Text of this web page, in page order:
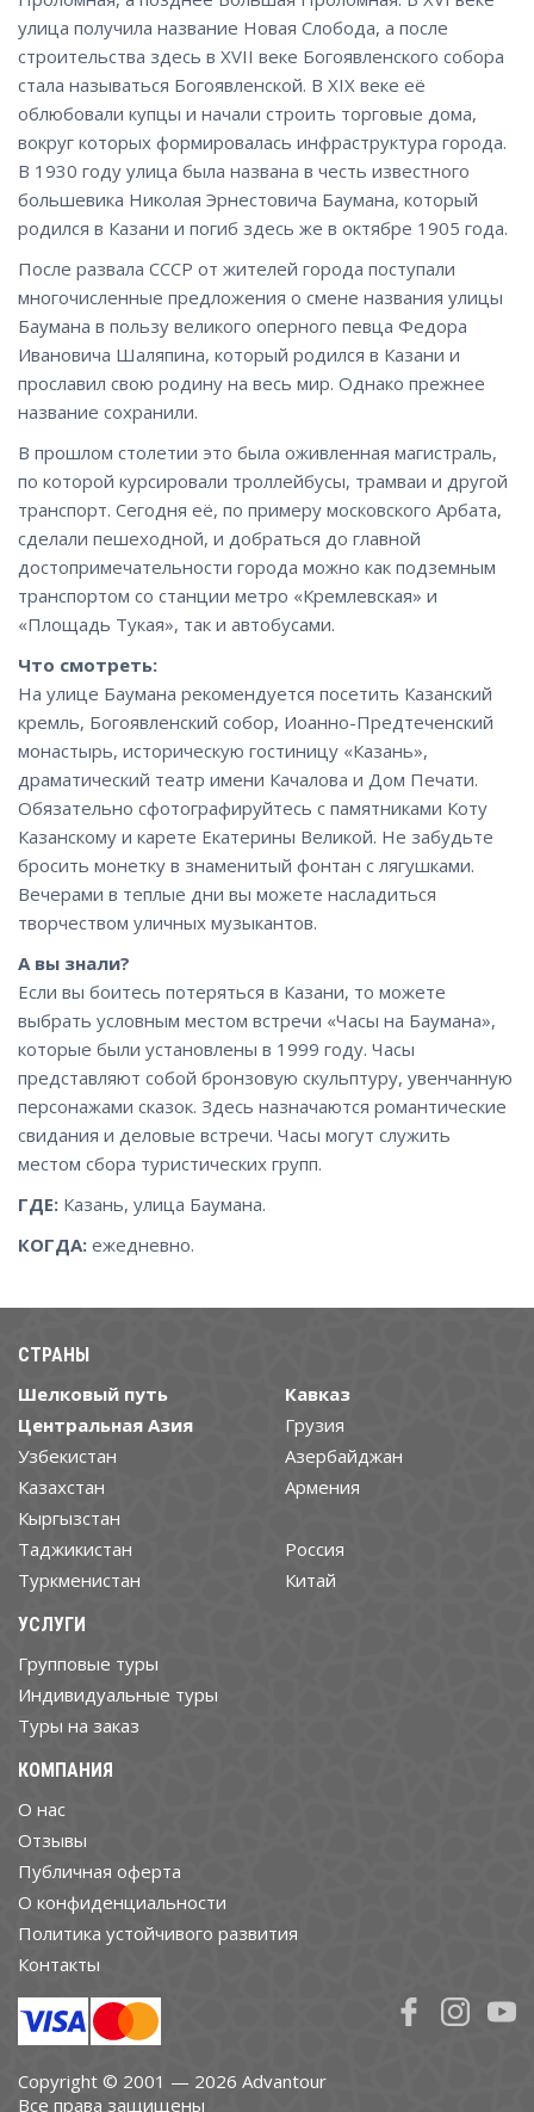
улица получила название Новая Слобода, а после
строительства здесь в XVII веке Богоявленского собора
стала называться Богоявленской. В XIX веке её
облюбовали купцы и начали строить торговые дома,
вокруг которых формировалась инфраструктура города.
В 1930 году улица была названа в честь известного
большевика Николая Эрнестовича Баумана, который
родился в Казани и погиб здесь же в октябре 1905 года.
После развала СССР от жителей города поступали
многочисленные предложения о смене названия улицы
Баумана в пользу великого оперного певца Федора
Ивановича Шаляпина, который родился в Казани и
прославил свою родину на весь мир. Однако прежнее
название сохранили.
В прошлом столетии это была оживленная магистраль,
по которой курсировали троллейбусы, трамваи и другой
транспорт. Сегодня её, по примеру московского Арбата,
сделали пешеходной, и добраться до главной
достопримечательности города можно как подземным
транспортом со станции метро «Кремлевская» и
«Площадь Тукая», так и автобусами.
Что смотреть:
На улице Баумана рекомендуется посетить Казанский
кремль, Богоявленский собор, Иоанно-Предтеченский
монастырь, историческую гостиницу «Казань»,
драматический театр имени Качалова и Дом Печати.
Обязательно сфотографируйтесь с памятниками Коту
Казанскому и карете Екатерины Великой. Не забудьте
бросить монетку в знаменитый фонтан с лягушками.
Вечерами в теплые дни вы можете насладиться
творчеством уличных музыкантов.
А вы знали?
Если вы боитесь потеряться в Казани, то можете
выбрать условным местом встречи «Часы на Баумана»,
которые были установлены в 1999 году. Часы
представляют собой бронзовую скульптуру, увенчанную
персонажами сказок. Здесь назначаются романтические
свидания и деловые встречи. Часы могут служить
местом сбора туристических групп.
ГДЕ: Казань, улица Баумана.
КОГДА: ежедневно.
СТРАНЫ
Шелковый путь
Центральная Азия
Узбекистан
Казахстан
Кыргызстан
Таджикистан
Туркменистан
Кавказ
Грузия
Азербайджан
Армения
Россия
Китай
УСЛУГИ
Групповые туры
Индивидуальные туры
Туры на заказ
КОМПАНИЯ
О нас
Отзывы
Публичная оферта
О конфиденциальности
Политика устойчивого развития
Контакты
Copyright © 2001 — 2026 Advantour
Все права защищены